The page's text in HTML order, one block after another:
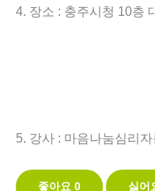
4. 장소 : 충주시청 10층
5. 강사 : 마음나눔심리
좋아요 0 싫어